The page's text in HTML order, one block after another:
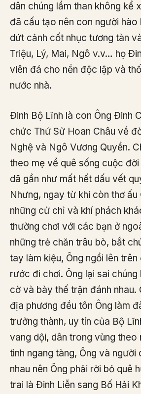
dân chúng lầm than không kể
đã cấu tạo nên con người hào
dứt cảnh cốt nhục tương tàn
Triệu, Lý, Mai, Ngô v.v… họ
viên đá cho nền độc lập và
nước nhà.
Đinh Bộ Lĩnh là con Ông Đinh
chức Thứ Sử Hoan Châu về
Nghệ và Ngô Vương Quyền.
theo mẹ về quê sống cuộc
dã gần như mất hết dấu vết
Nhưng, ngay từ khi còn thơ ấu
những cử chỉ và khí phách
thường chơi với các bạn ở
những trẻ chăn trâu bò, bắt
tay làm kiệu, Ông ngồi lên
rước đi chơi. Ông lại sai chúng
cờ và bày thế trận đánh nhau.
địa phương đều tôn Ông làm
trưởng thành, uy tín của Bộ
vang dội, dân trong vùng theo
tình ngang tàng, Ông và người
nhau nên Ông phải rời bỏ quê
trai là Đinh Liễn sang Bố Hải